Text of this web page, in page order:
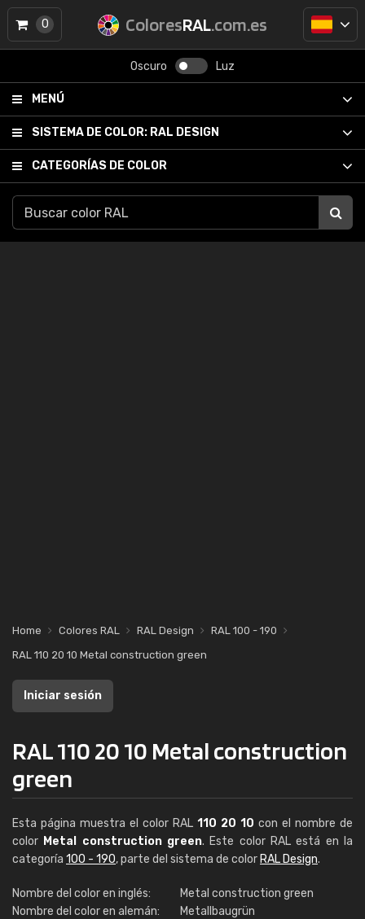
ColoresRAL.com.es
Oscuro Luz
MENÚ
SISTEMA DE COLOR: RAL DESIGN
CATEGORÍAS DE COLOR
0
Home Colores RAL RAL Design
RAL 100 - 190
RAL 110 20 10 Metal construction green
Iniciar sesión
RAL 110 20 10 Metal construction
green
Esta página muestra el color RAL 110 20 10 con el nombre de
color Metal construction green. Este color RAL está en la
categoría 100 - 190, parte del sistema de color RAL Design.
Nombre del color en inglés:
Metal construction green
Nombre del color en alemán:
Metallbaugrün